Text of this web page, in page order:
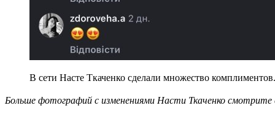
В сети Насте Ткаченко сделали множество
Больше фотографий с изменениями Насти Ткаченко смотрите